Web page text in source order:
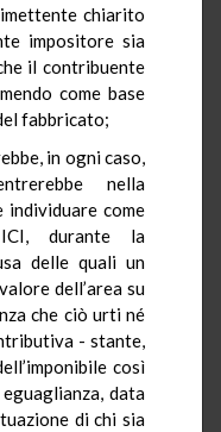
chiarito
impositore sia
il contribuente
come base
fabbricato;
in ogni caso,
nella
come
durante la
delle quali un
dell’area su
che ciò urti né
- stante,
così
data
di chi sia